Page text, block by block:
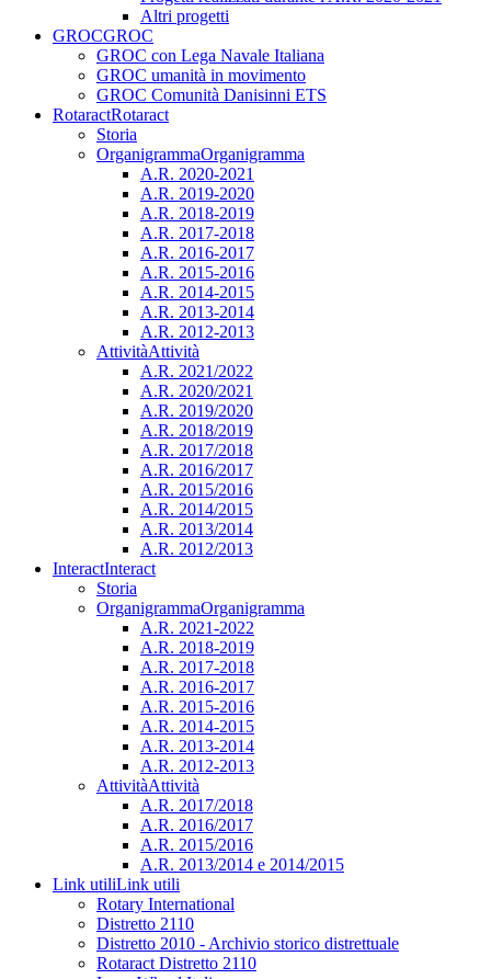
Altri progetti
GROCGROC
GROC con Lega Navale Italiana
GROC umanità in movimento
GROC Comunità Danisinni ETS
RotaractRotaract
Storia
OrganigrammaOrganigramma
A.R. 2020-2021
A.R. 2019-2020
A.R. 2018-2019
A.R. 2017-2018
A.R. 2016-2017
A.R. 2015-2016
A.R. 2014-2015
A.R. 2013-2014
A.R. 2012-2013
AttivitàAttività
A.R. 2021/2022
A.R. 2020/2021
A.R. 2019/2020
A.R. 2018/2019
A.R. 2017/2018
A.R. 2016/2017
A.R. 2015/2016
A.R. 2014/2015
A.R. 2013/2014
A.R. 2012/2013
InteractInteract
Storia
OrganigrammaOrganigramma
A.R. 2021-2022
A.R. 2018-2019
A.R. 2017-2018
A.R. 2016-2017
A.R. 2015-2016
A.R. 2014-2015
A.R. 2013-2014
A.R. 2012-2013
AttivitàAttività
A.R. 2017/2018
A.R. 2016/2017
A.R. 2015/2016
A.R. 2013/2014 e 2014/2015
Link utiliLink utili
Rotary International
Distretto 2110
Distretto 2010 - Archivio storico distrettuale
Rotaract Distretto 2110